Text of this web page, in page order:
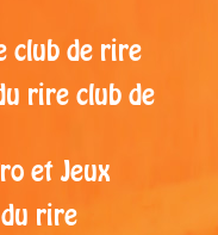
club de rire
rire club de
et Jeux
rire